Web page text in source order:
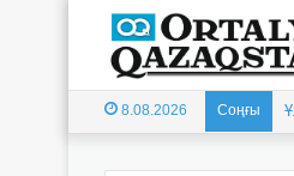
8.08.2026 Соңғы